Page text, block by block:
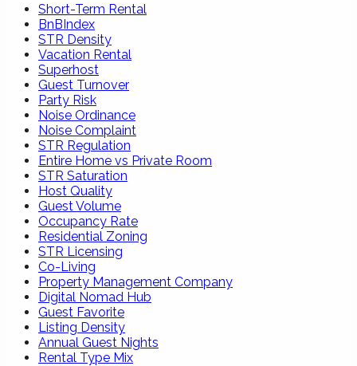
Short-Term Rental
BnBIndex
STR Density
Vacation Rental
Superhost
Guest Turnover
Party Risk
Noise Ordinance
Noise Complaint
STR Regulation
Entire Home vs Private Room
STR Saturation
Host Quality
Guest Volume
Occupancy Rate
Residential Zoning
STR Licensing
Co-Living
Property Management Company
Digital Nomad Hub
Guest Favorite
Listing Density
Annual Guest Nights
Rental Type Mix